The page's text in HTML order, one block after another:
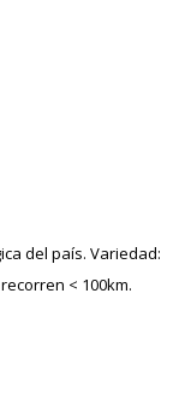
del país. Variedad:
< 100km.